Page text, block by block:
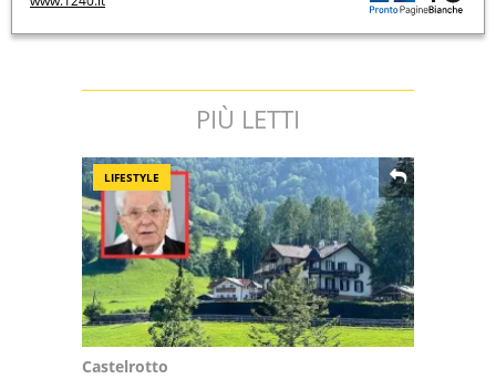
PIÙ LETTI
LIFESTYLE
Castelrotto